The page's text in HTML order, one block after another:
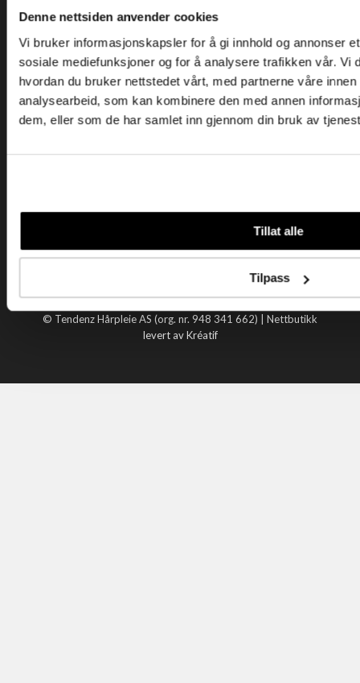
Denne nettsiden anvender cookies
Vi bruker informasjonskapsler for å gi innhold og annonser
sosiale mediefunksjoner og for å analysere trafikken vår. Vi
hvordan du bruker nettstedet vårt, med partnerne våre
analysearbeid, som kan kombinere den med annen
dem, eller som de har samlet inn gjennom din bruk av
Tillat alle
Tilpass
Personvern
Holtegata 26, 0355 Oslo
Telefon: +47 22 92 50 00
E-post: kundeservice@tendenz.net
Nyttige lenker
Datablad
Om oss
Handle hos oss
© Tendenz Hårpleie AS (org. nr. 948 341 662) | Nettbutikk
levert av Kréatif